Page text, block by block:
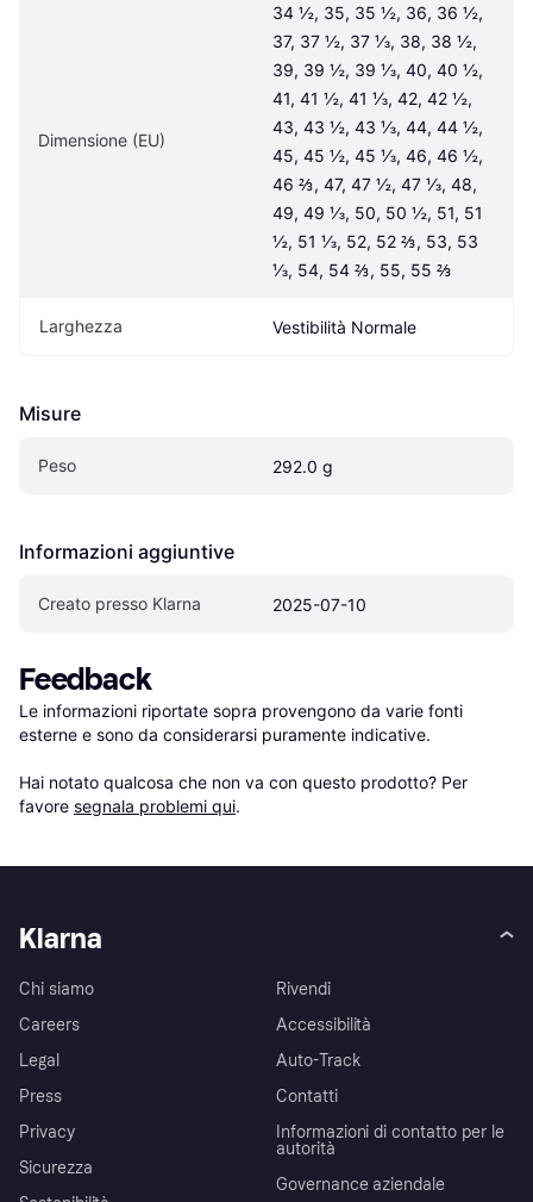
Dimensione (EU)
34 ½, 35, 35 ½, 36, 36 ½,
37, 37 ½, 37 ⅓, 38, 38 ½,
39, 39 ½, 39 ⅓, 40, 40 ½,
41, 41 ½, 41 ⅓, 42, 42 ½,
43, 43 ½, 43 ⅓, 44, 44 ½,
45, 45 ½, 45 ⅓, 46, 46 ½,
46 ⅔, 47, 47 ½, 47 ⅓, 48,
49, 49 ⅓, 50, 50 ½, 51, 51
½, 51 ⅓, 52, 52 ⅔, 53, 53
⅓, 54, 54 ⅔, 55, 55 ⅔
Larghezza Vestibilità Normale
Misure
Peso 292.0 g
Informazioni aggiuntive
Creato presso Klarna 2025-07-10
Feedback
Le informazioni riportate sopra provengono da varie fonti
esterne e sono da considerarsi puramente indicative.
Hai notato qualcosa che non va con questo prodotto? Per
favore segnala problemi qui.
Klarna
Chi siamo
Careers
Legal
Press
Privacy
Sicurezza
Rivendi
Accessibilità
Auto-Track
Contatti
Informazioni di contatto per le
autorità
Governance aziendale